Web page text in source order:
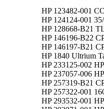
HP 123482-001
HP 124124-001
HP 128668-B21
HP 146196-B22
HP 146197-B21
HP 1840 Ultrium
HP 233125-002
HP 237057-006
HP 257319-B21
HP 257322-001
HP 293532-001